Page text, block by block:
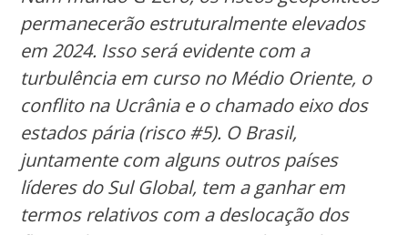
permanecerão estruturalmente elevados
em 2024. Isso será evidente com a
turbulência em curso no Médio Oriente, o
conflito na Ucrânia e o chamado eixo dos
estados pária (risco #5). O Brasil,
juntamente com alguns outros países
líderes do Sul Global, tem a ganhar em
termos relativos com a deslocação dos